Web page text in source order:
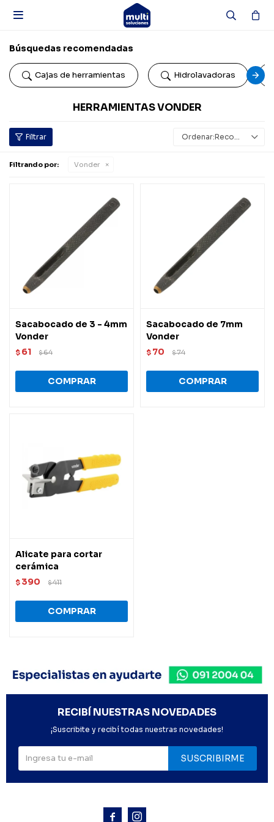

Búsquedas recomendadas
Cajas de herramientas Hidrolavadoras
HERRAMIENTAS VONDER
Recomendados
Filtrando por: Vonder
Sacabocado de 3 - 4mm
Vonder
$ 61 $64
Sacabocado de 7mm
Vonder
$ 70 $74
Alicate para cortar
cerámica
$ 390 $411
 
RECIBÍ NUESTRAS NOVEDADES
¡Suscribite y recibí todas nuestras novedades!
SUSCRIBIRME